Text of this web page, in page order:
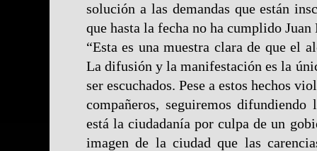
solución a las demandas que están
que hasta la fecha no ha cumplido
“Esta es una muestra clara de que el
La difusión y la manifestación es la
ser escuchados. Pese a estos hechos
compañeros, seguiremos
está la ciudadanía por culpa de un
imagen de la ciudad que las